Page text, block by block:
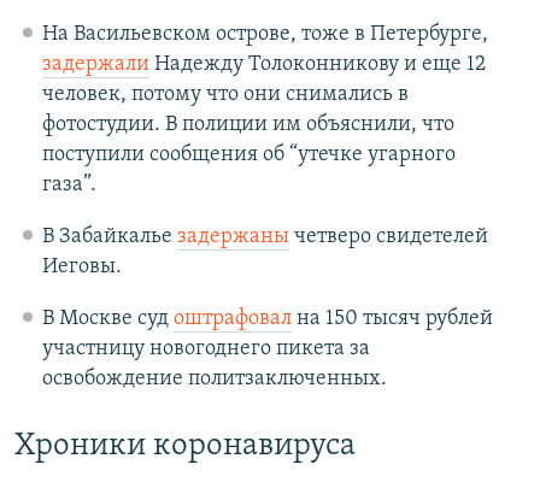
На Васильевском острове, тоже в Петербурге,
задержалиНадежду Толоконникову и еще 12
человек, потому что они снимались в
фотостудии. В полиции им объяснили, что
поступили сообщения об “утечке угарного
газа”.
В Забайкалье задержанычетверо свидетелей
Иеговы.
В Москве суд оштрафовална 150 тысяч рублей
участницу новогоднего пикета за
освобождение политзаключенных.
Хроники коронавируса